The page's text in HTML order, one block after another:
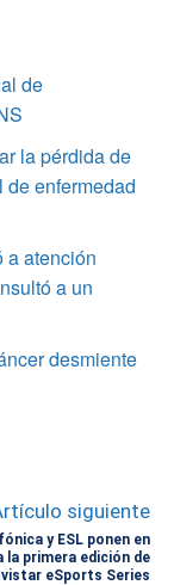
de
la pérdida de
de enfermedad
a atención
a un
desmiente
siguiente
y ESL ponen en
la primera edición de
eSports Series